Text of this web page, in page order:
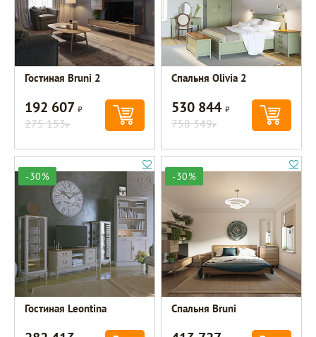
Гостиная Bruni 2
192 607Р
275 153Р
Спальня Olivia 2
530 844Р
758 349Р
-30%
Гостиная Leontina
-30%
Спальня Bruni